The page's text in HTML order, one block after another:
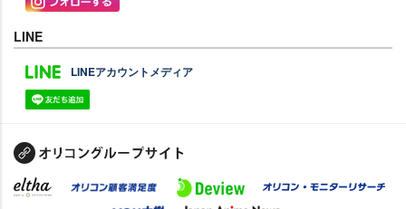
LINE
LINEアカウントメディア